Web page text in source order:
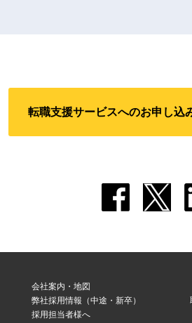
転職支援サービスへのお申し込
会社案内・地図
弊社採用情報（中途・新卒）
採用担当者様へ